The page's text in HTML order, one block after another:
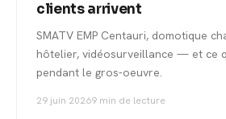
clients arrivent
SMATV EMP Centauri, domotique
hôtelier, vidéosurveillance — et ce
pendant le gros-oeuvre.
29 juin 20269 min de lecture